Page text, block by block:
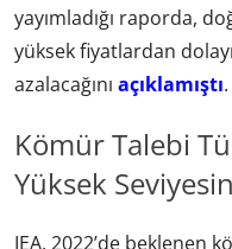
yayımladığı raporda,
yüksek fiyatlardan
azalacağını açıklamıştı.
Kömür Talebi
Yüksek
IEA, 2022’de beklenen